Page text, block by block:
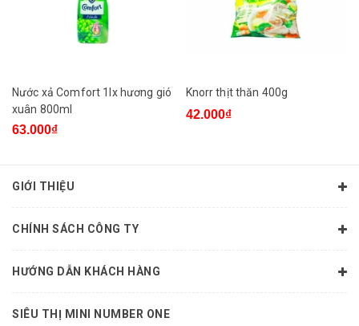
Nước xả Comfort 1lx hương gió
xuân 800ml
63.000₫
Knorr thịt thăn 400g
42.000₫
GIỚI THIỆU
CHÍNH SÁCH CÔNG TY
HƯỚNG DẪN KHÁCH HÀNG
SIÊU THỊ MINI NUMBER ONE